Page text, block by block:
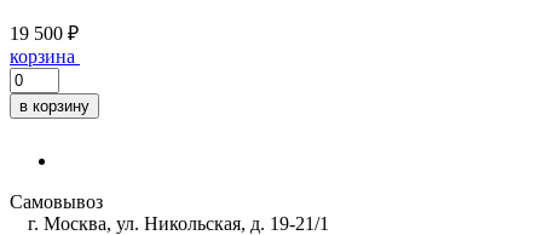
19 500 ₽
корзина
в корзину
Самовывоз
г. Москва, ул. Никольская, д. 19-21/1